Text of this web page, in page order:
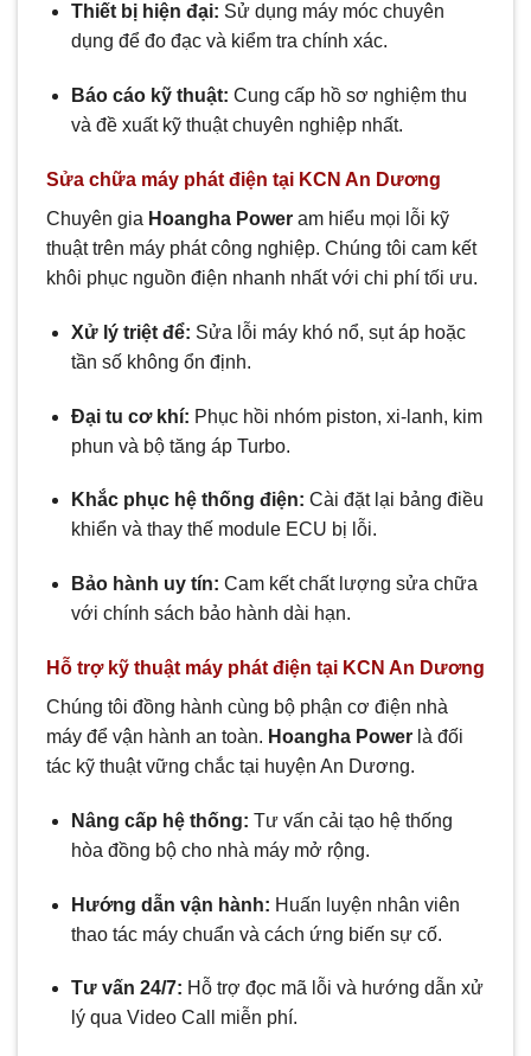
Thiết bị hiện đại: Sử dụng máy móc chuyên
dụng để đo đạc và kiểm tra chính xác.
Báo cáo kỹ thuật: Cung cấp hồ sơ nghiệm thu
và đề xuất kỹ thuật chuyên nghiệp nhất.
Sửa chữa máy phát điện tại KCN An Dương
Chuyên gia Hoangha Power am hiểu mọi lỗi kỹ
thuật trên máy phát công nghiệp. Chúng tôi cam kết
khôi phục nguồn điện nhanh nhất với chi phí tối ưu.
Xử lý triệt để: Sửa lỗi máy khó nổ, sụt áp hoặc
tần số không ổn định.
Đại tu cơ khí: Phục hồi nhóm piston, xi-lanh, kim
phun và bộ tăng áp Turbo.
Khắc phục hệ thống điện: Cài đặt lại bảng điều
khiển và thay thế module ECU bị lỗi.
Bảo hành uy tín: Cam kết chất lượng sửa chữa
với chính sách bảo hành dài hạn.
Hỗ trợ kỹ thuật máy phát điện tại KCN An Dương
Chúng tôi đồng hành cùng bộ phận cơ điện nhà
máy để vận hành an toàn. Hoangha Power là đối
tác kỹ thuật vững chắc tại huyện An Dương.
Nâng cấp hệ thống: Tư vấn cải tạo hệ thống
hòa đồng bộ cho nhà máy mở rộng.
Hướng dẫn vận hành: Huấn luyện nhân viên
thao tác máy chuẩn và cách ứng biến sự cố.
Tư vấn 24/7: Hỗ trợ đọc mã lỗi và hướng dẫn xử
lý qua Video Call miễn phí.